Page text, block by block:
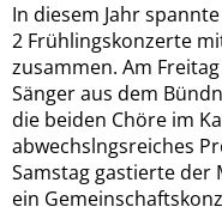
In diesem Jahr
2 Frühlingskonzerte
zusammen. Am
Sänger aus dem
die beiden Chöre im
abwechslngsreiches
Samstag gastierte
ein